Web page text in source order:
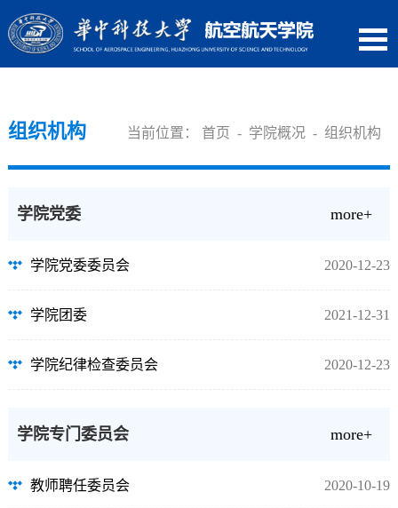
组织机构 当前位置： 首页 - 学院概况 - 组织机构
学院党委 more+
学院党委委员会 2020-12-23
学院团委 2021-12-31
学院纪律检查委员会 2020-12-23
学院专门委员会 more+
教师聘任委员会 2020-10-19